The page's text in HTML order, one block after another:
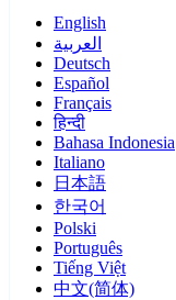
English
العربية
Deutsch
Español
Français
हिन्दी
Bahasa Indonesia
Italiano
日本語
한국어
Polski
Português
Tiếng Việt
中文(简体)